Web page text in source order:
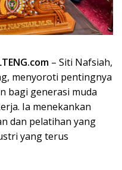
– Siti Nafsiah,
menyoroti pentingnya
bagi generasi muda
Ia menekankan
dan pelatihan yang
yang terus